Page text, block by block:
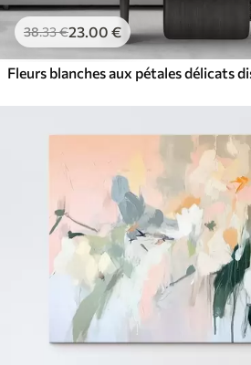
38.33€23.00 €